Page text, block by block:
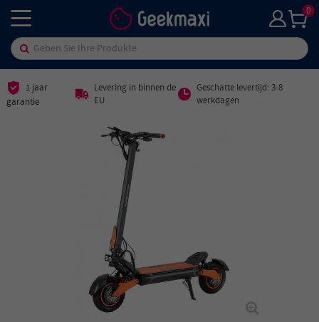
0
1 jaar
garantie
Levering in binnen de
EU
Geschatte levertijd: 3-8
werkdagen